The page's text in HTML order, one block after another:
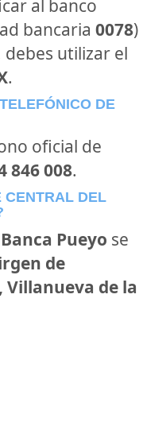
al banco
bancaria 0078)
utilizar el
.
DE
oficial de
846 008.
CENTRAL DEL
Banca Pueyo se
de
Villanueva de la